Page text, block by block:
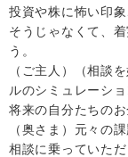
投資や株に怖い印
そうじゃなくて、
う。
（ご主人）（相談
ルのシミュレーショ
将来の自分たちの
（奥さま）元々の
相談に乗っていただ